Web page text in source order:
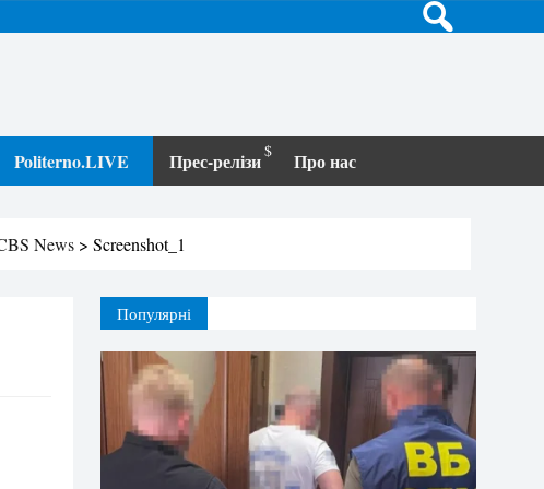
Politerno.LIVE Прес-релізи Про нас
News > Screenshot_1
Популярні